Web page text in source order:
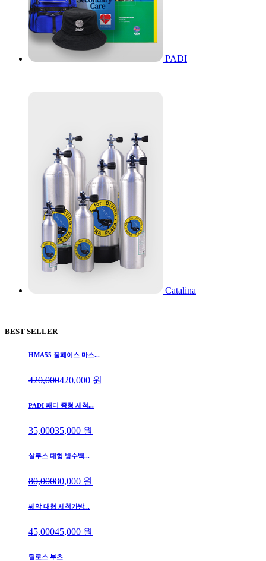
PADI
Catalina
BEST SELLER
HMA55 풀페이스 마스...
420,000420,000 원
PADI 패디 중형 세척...
35,00035,000 원
살루스 대형 방수백...
80,00080,000 원
쎄악 대형 세척가방...
45,00045,000 원
틸로스 부츠